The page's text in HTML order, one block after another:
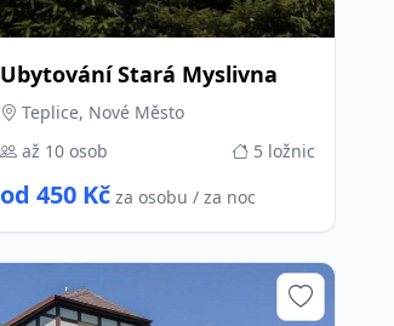
Ubytování Stará Myslivna
Teplice, Nové Město
až 10 osob
5 ložnic
od 450 Kč za osobu / za noc